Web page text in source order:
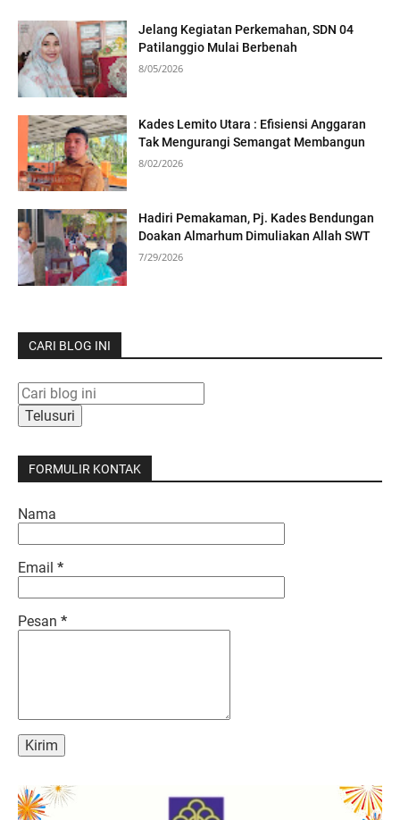
Jelang Kegiatan Perkemahan, SDN 04
Patilanggio Mulai Berbenah
8/05/2026
Kades Lemito Utara : Efisiensi Anggaran
Tak Mengurangi Semangat Membangun
8/02/2026
Hadiri Pemakaman, Pj. Kades Bendungan
Doakan Almarhum Dimuliakan Allah SWT
7/29/2026
CARI BLOG INI
FORMULIR KONTAK
Nama
Email *
Pesan *